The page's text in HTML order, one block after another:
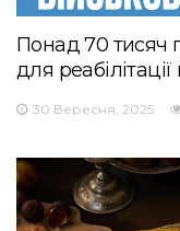
Понад 70 тисяч
для реабілітації
30 Вересня, 2025